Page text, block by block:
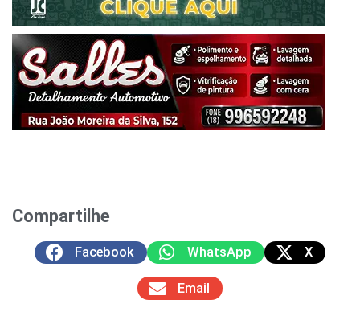
Compartilhe
Facebook WhatsApp X
Email